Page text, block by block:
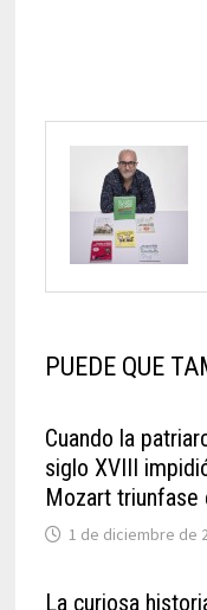
PUEDE QUE
Cuando la
siglo XVIII
Mozart triunfase
1 de diciembre de
La curiosa